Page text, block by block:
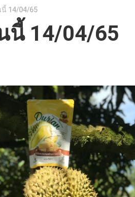
14/04/65
นี้ 14/04/65